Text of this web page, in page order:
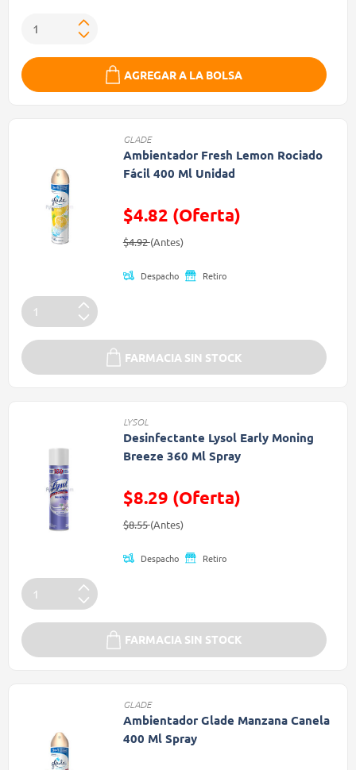
AGREGAR A LA BOLSA
GLADE
Ambientador Fresh Lemon Rociado
Fácil 400 Ml Unidad
$4.82 (Oferta)
Precio reducido de
$4.92(Antes)(Oferta)
Despacho Retiro
FARMACIA SIN STOCK
LYSOL
Desinfectante Lysol Early Moning
Breeze 360 Ml Spray
$8.29 (Oferta)
Precio reducido de
$8.55(Antes)(Oferta)
Despacho Retiro
FARMACIA SIN STOCK
GLADE
Ambientador Glade Manzana Canela
400 Ml Spray